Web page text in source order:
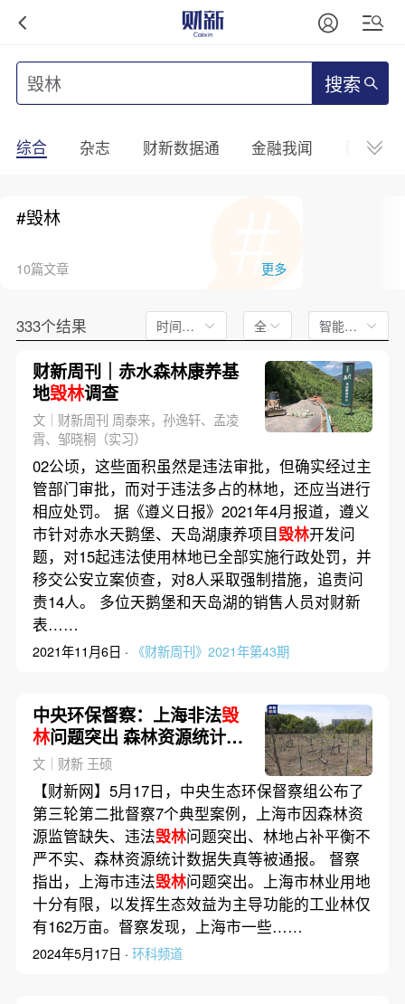
搜索
综合 杂志 财新数据通 金融我闻 财新
#毁林
10篇文章 更多
333个结果 时间不限 全文 智能排序
财新周刊｜赤水森林康养基
地毁林调查
文｜财新周刊 周泰来，孙逸轩、孟凌
霄、邹晓桐（实习）
02公顷，这些面积虽然是违法审批，但确实经过主
管部门审批，而对于违法多占的林地，还应当进行
相应处罚。 据《遵义日报》2021年4月报道，遵义
市针对赤水天鹅堡、天岛湖康养项目毁林开发问
题，对15起违法使用林地已全部实施行政处罚，并
移交公安立案侦查，对8人采取强制措施，追责问
责14人。 多位天鹅堡和天岛湖的销售人员对财新
表……
2021年11月6日 · 《财新周刊》2021年第43期
中央环保督察：上海非法毁
林问题突出 森林资源统计数
据失真
文｜财新 王硕
【财新网】5月17日，中央生态环保督察组公布了
第三轮第二批督察7个典型案例，上海市因森林资
源监管缺失、违法毁林问题突出、林地占补平衡不
严不实、森林资源统计数据失真等被通报。 督察
指出，上海市违法毁林问题突出。上海市林业用地
十分有限，以发挥生态效益为主导功能的工业林仅
有162万亩。督察发现，上海市一些……
2024年5月17日 · 环科频道